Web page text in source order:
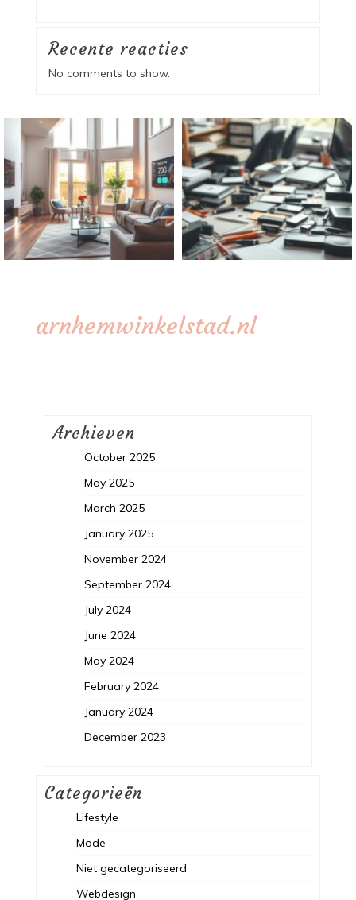
Recente reacties
No comments to show.
arnhemwinkelstad.nl
Archieven
October 2025
May 2025
March 2025
January 2025
November 2024
September 2024
July 2024
June 2024
May 2024
February 2024
January 2024
December 2023
Categorieën
Lifestyle
Mode
Niet gecategoriseerd
Webdesign